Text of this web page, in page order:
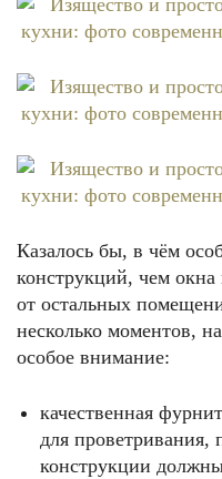
Казалось бы, в чём
конструкций, чем
от остальных
несколько моментов,
особое внимание:
качественная
для проветривания,
конструкции